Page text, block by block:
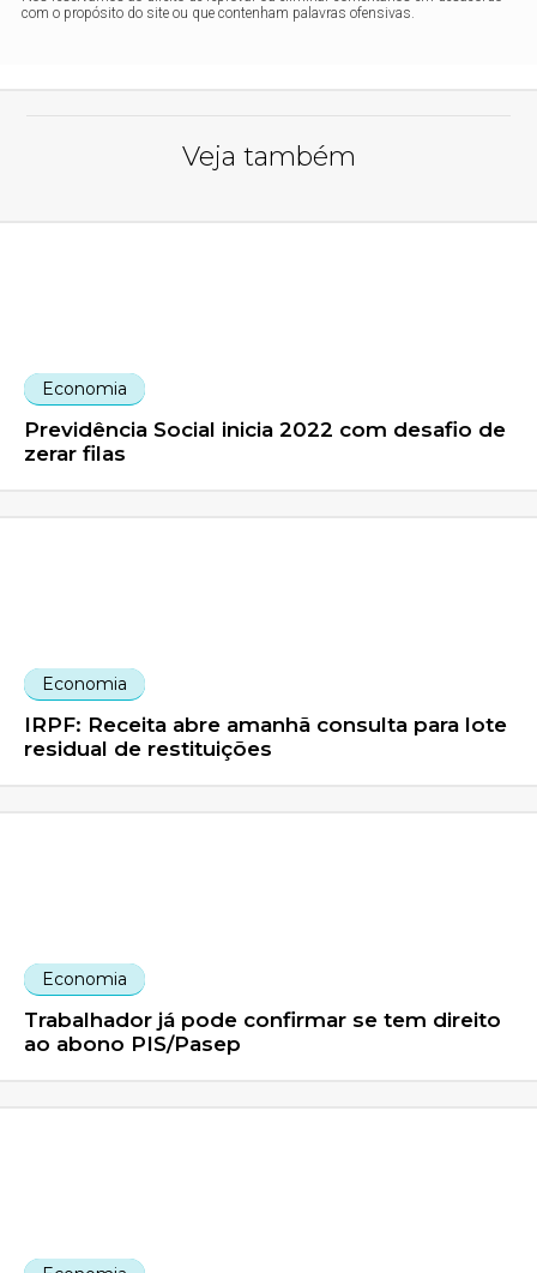
com o propósito do site ou que contenham palavras ofensivas.
Veja também
Economia
Previdência Social inicia 2022 com desafio de
zerar filas
Economia
IRPF: Receita abre amanhã consulta para lote
residual de restituições
Economia
Trabalhador já pode confirmar se tem direito
ao abono PIS/Pasep